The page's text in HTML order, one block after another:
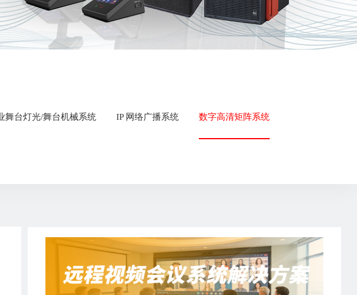
舞台灯光/舞台机械系统 IP 网络广播系统 数字高清矩阵系统